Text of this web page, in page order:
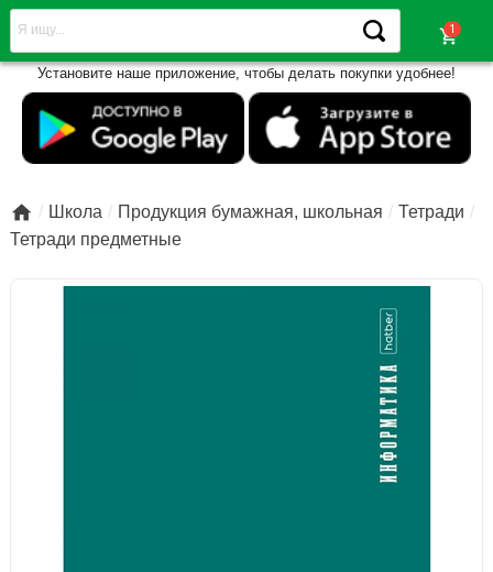
shopping_cart
Установите наше приложение, чтобы делать покупки удобнее!
 Школа Продукция бумажная, школьная
Тетради
Тетради предметные